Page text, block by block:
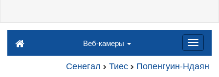
Веб-камеры
Сенегал Тиес Попенгуин-Ндаян